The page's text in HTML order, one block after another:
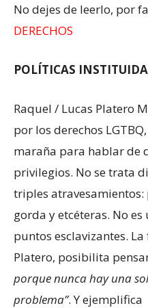
No dejes de leerlo, por
DERECHOS
POLÍTICAS
Raquel / Lucas Platero
por los derechos
maraña para hablar de
privilegios. No se trata
triples
gorda y etcéteras. No
puntos esclavizantes.
Platero, posibilita
porque nunca hay una
problema”. Y ejemplifica